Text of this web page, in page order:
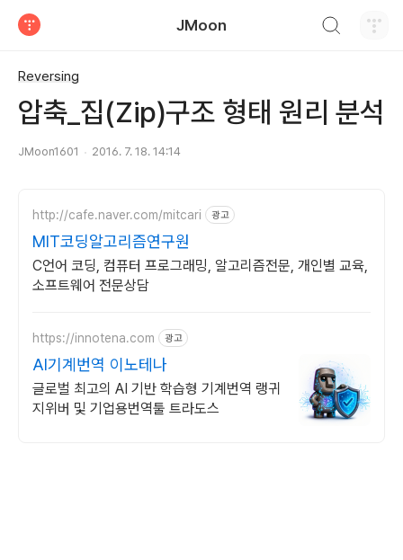
JMoon
Reversing
압축_집(Zip)구조 형태 원리 분석
JMoon1601 2016. 7. 18. 14:14
http://cafe.naver.com/mitcari 광고
MIT코딩알고리즘연구원
C언어 코딩, 컴퓨터 프로그래밍, 알고리즘전문, 개인별 교육,
소프트웨어 전문상담
https://innotena.com 광고
AI기계번역 이노테나
글로벌 최고의 AI 기반 학습형 기계번역 랭귀
지위버 및 기업용번역툴 트라도스